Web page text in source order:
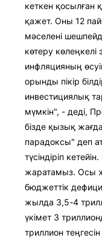
кеткен қосылған
қажет. Оны 12
мәселені
көтеру
инфляцияның
орынды пікір
инвестициялық
мүмкін", - деді,
бізде қызық
парадоксы" деп
түсіндіріп
жаратамыз. Осы
бюджеттік
жылда 3,5-4
үкімет 3
триллион